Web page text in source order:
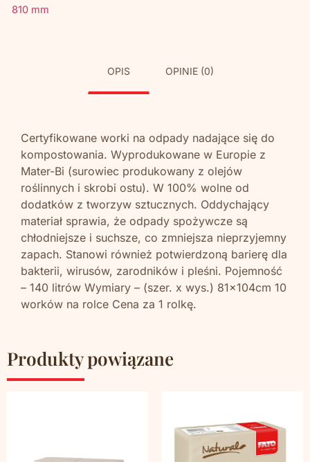
810 mm
OPIS OPINIE (0)
Certyfikowane worki na odpady nadające się do
kompostowania. Wyprodukowane w Europie z
Mater-Bi (surowiec produkowany z olejów
roślinnych i skrobi ostu). W 100% wolne od
dodatków z tworzyw sztucznych. Oddychający
materiał sprawia, że odpady spożywcze są
chłodniejsze i suchsze, co zmniejsza nieprzyjemny
zapach. Stanowi również potwierdzoną barierę dla
bakterii, wirusów, zarodników i pleśni. Pojemność
– 140 litrów Wymiary – (szer. x wys.) 81x104cm 10
worków na rolce Cena za 1 rolkę.
Produkty powiązane